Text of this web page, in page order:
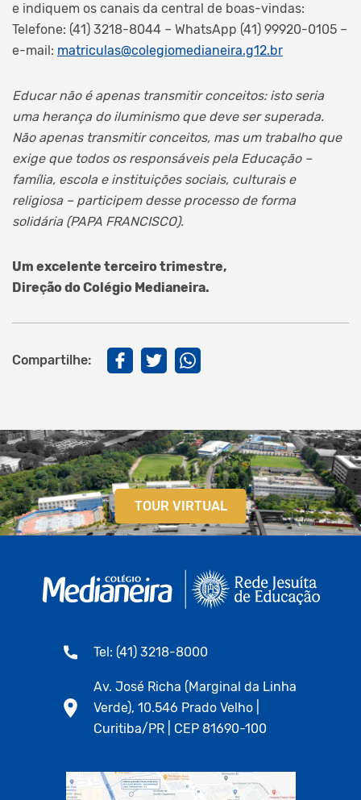
e indiquem os canais da central de boas-vindas:
Telefone: (41) 3218-8044 – WhatsApp (41) 99920-0105 –
e-mail: matriculas@colegiomedianeira.g12.br
Educar não é apenas transmitir conceitos: isto seria
uma herança do iluminismo que deve ser superada.
Não apenas transmitir conceitos, mas um trabalho que
exige que todos os responsáveis pela Educação –
família, escola e instituições sociais, culturais e
religiosa – participem desse processo de forma
solidária (PAPA FRANCISCO).
Um excelente terceiro trimestre,
Direção do Colégio Medianeira.
Compartilhe:
TOUR VIRTUAL
Tel: (41) 3218-8000
Av. José Richa (Marginal da Linha
Verde), 10.546 Prado Velho |
Curitiba/PR | CEP 81690-100